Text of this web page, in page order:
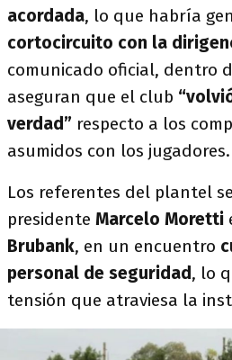
acordada, lo que habría
cortocircuito con la
comunicado oficial, dentro
aseguran que el club
verdad” respecto a los
asumidos con los jugadores.
Los referentes del plantel
presidente Marcelo Moretti
Brubank, en un encuentro
personal de seguridad, lo
tensión que atraviesa la